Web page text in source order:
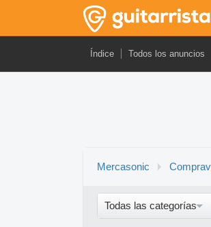
Índice Todos los anuncios
Mercasonic
Todas las categorías